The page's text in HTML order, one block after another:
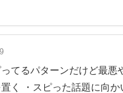
てるパターンだけど最悪
く ・スピった話題に向か